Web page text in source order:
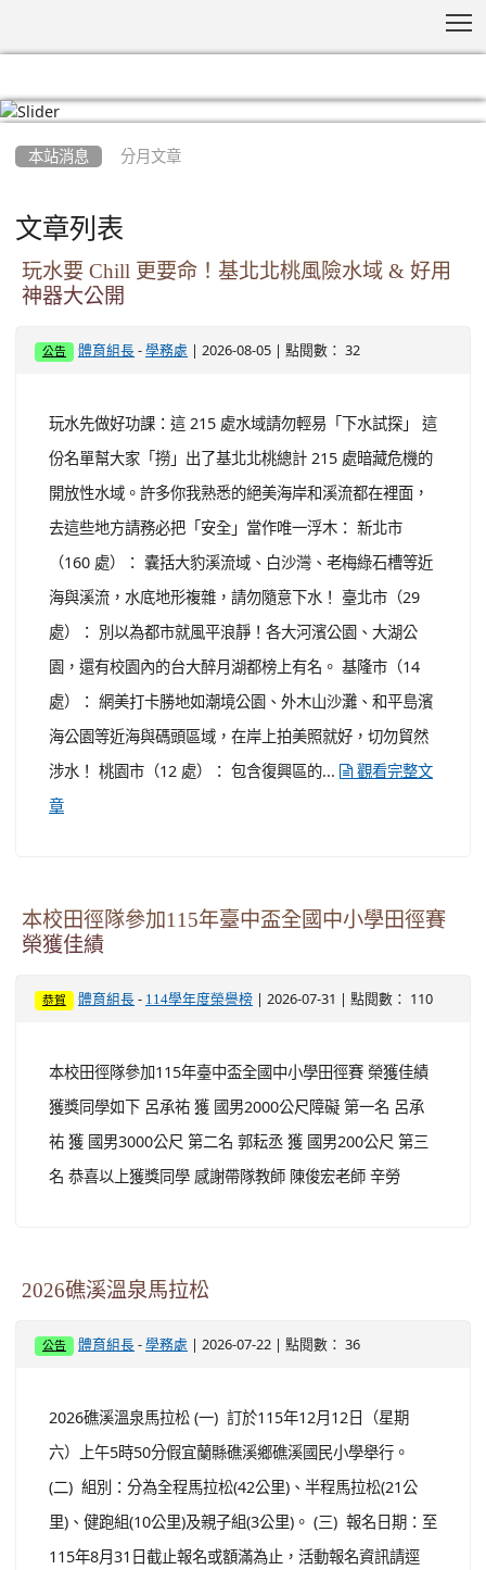
本站消息 分月文章
文章列表
玩水要 Chill 更要命！基北北桃風險水域 & 好用
神器大公開
公告 體育組長 -學務處 | 2026-08-05 | 點閱數： 32
玩水先做好功課：這 215 處水域請勿輕易「下水試探」 這
份名單幫大家「撈」出了基北北桃總計 215 處暗藏危機的
開放性水域。許多你我熟悉的絕美海岸和溪流都在裡面，
去這些地方請務必把「安全」當作唯一浮木： 新北市
（160 處）： 囊括大豹溪流域、白沙灣、老梅綠石槽等近
海與溪流，水底地形複雜，請勿隨意下水！ 臺北市（29
處）： 別以為都市就風平浪靜！各大河濱公園、大湖公
園，還有校園內的台大醉月湖都榜上有名。 基隆市（14
處）： 網美打卡勝地如潮境公園、外木山沙灘、和平島濱
海公園等近海與碼頭區域，在岸上拍美照就好，切勿貿然
涉水！ 桃園市（12 處）： 包含復興區的...
觀看完整文
章
本校田徑隊參加115年臺中盃全國中小學田徑賽
榮獲佳績
恭賀 體育組長 - 114學年度榮譽榜 | 2026-07-31 | 點閱數： 110
本校田徑隊參加115年臺中盃全國中小學田徑賽 榮獲佳績
獲獎同學如下 呂承祐 獲 國男2000公尺障礙 第一名 呂承
祐 獲 國男3000公尺 第二名 郭耘丞 獲 國男200公尺 第三
名 恭喜以上獲獎同學 感謝帶隊教師 陳俊宏老師 辛勞
2026礁溪溫泉馬拉松
公告 體育組長 -學務處 | 2026-07-22 | 點閱數： 36
2026礁溪溫泉馬拉松 (一) 訂於115年12月12日（星期
六）上午5時50分假宜蘭縣礁溪鄉礁溪國民小學舉行。
(二) 組別：分為全程馬拉松(42公里)、半程馬拉松(21公
里)、健跑組(10公里)及親子組(3公里)。 (三) 報名日期：至
115年8月31日截止報名或額滿為止，活動報名資訊請逕